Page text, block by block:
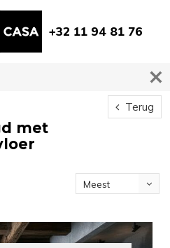
+32 11 94 81 76
Terug
met
Meest